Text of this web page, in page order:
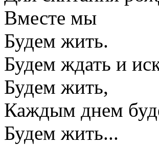
Вместе мы
Будем жить.
Будем ждать и
Будем жить,
Каждым днем
Будем жить...